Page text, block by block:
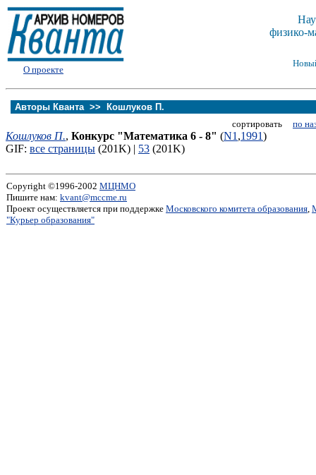
О проекте
физико-
Авторы Кванта >>
Кошлуков П.
сортировать по
Кошлуков П., Конкурс "Математика 6 - 8" (N1 ,1991)
GIF: все страницы (201K) | 53 (201K)
Copyright ©1996-2002 МЦНМО
Пишите нам: kvant@mccme.ru
Проект осуществляется при поддержке Московского комитета образования,
"Курьер образования"